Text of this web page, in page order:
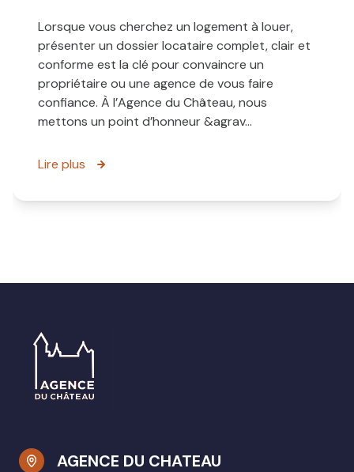
Lorsque vous cherchez un logement à louer,
présenter un dossier locataire complet, clair et
conforme est la clé pour convaincre un
propriétaire ou une agence de vous faire
confiance. À l’Agence du Château, nous
mettons un point d’honneur &agrav...
Lire plus
AGENCE DU CHATEAU